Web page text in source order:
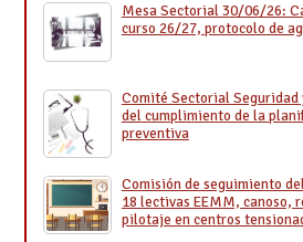
Mesa Sectorial 30/06/26:
curso 26/27, protocolo de
Comité Sectorial Seguridad
del cumplimiento de la
preventiva
Comisión de seguimiento
18 lectivas EEMM, canoso,
pilotaje en centros